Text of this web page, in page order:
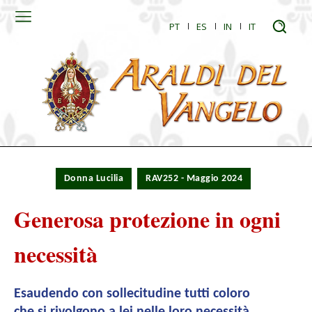
PT ES IN IT
Donna Lucilia RAV252 - Maggio 2024
Generosa protezione in ogni
necessità
Esaudendo con sollecitudine tutti coloro